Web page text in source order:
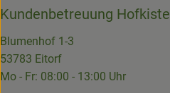
Kundenbetreuung Hofkiste
Blumenhof 1-3
53783 Eitorf
Mo - Fr: 08:00 - 13:00 Uhr